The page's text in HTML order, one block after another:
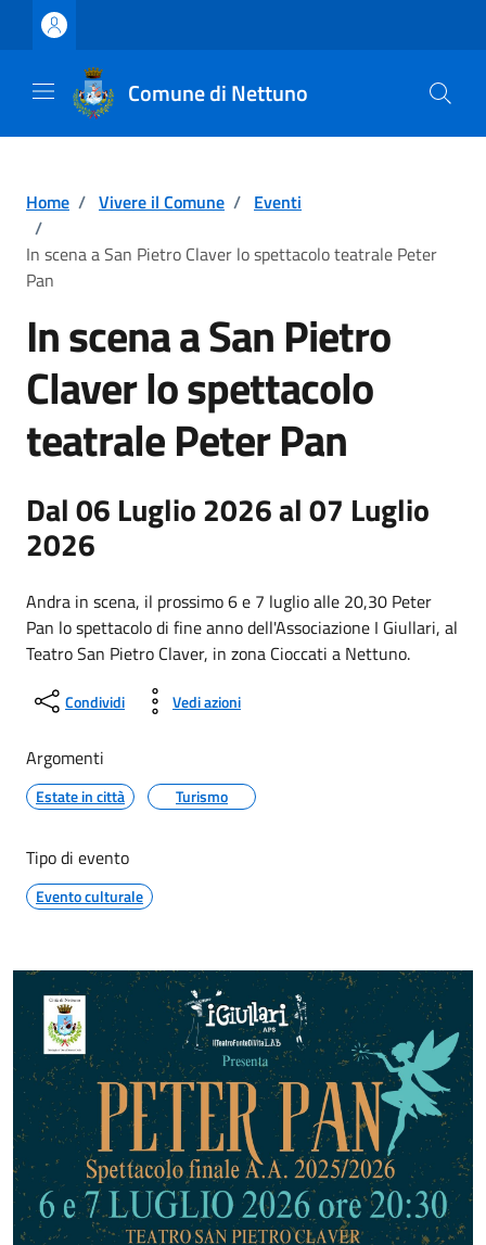
Vai ai contenuti
Vai al footer
Comune di Nettuno
Home / Vivere il Comune / Eventi
/
In scena a San Pietro Claver lo spettacolo teatrale Peter
Pan
In scena a San Pietro
Claver lo spettacolo
teatrale Peter Pan
Dal 06 Luglio 2026 al 07 Luglio
2026
Andra in scena, il prossimo 6 e 7 luglio alle 20,30 Peter
Pan lo spettacolo di fine anno dell'Associazione I Giullari, al
Teatro San Pietro Claver, in zona Cioccati a Nettuno.
Condividi Vedi azioni
Argomenti
Estate in città Turismo
Tipo di evento
Evento culturale